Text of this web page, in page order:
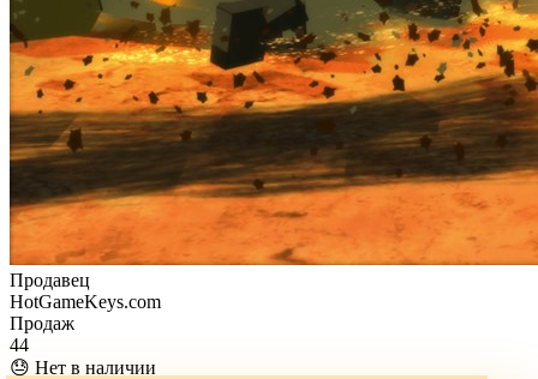
Продавец
HotGameKeys.com
Продаж
44
😓 Нет в наличии